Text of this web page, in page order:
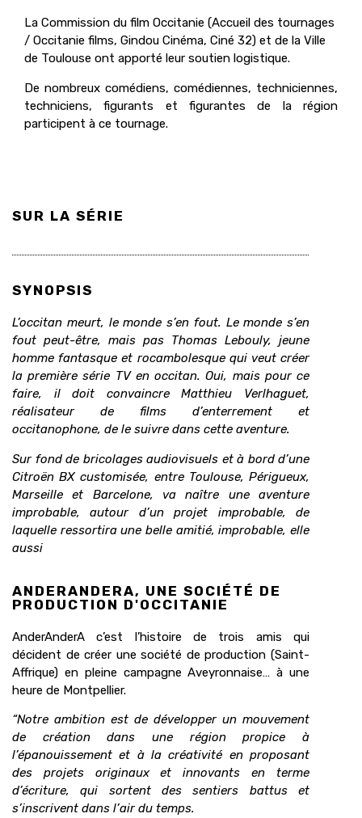
La Commission du film Occitanie (Accueil des tournages
/ Occitanie films, Gindou Cinéma, Ciné 32) et de la Ville
de Toulouse ont apporté leur soutien logistique.
De nombreux comédiens, comédiennes, techniciennes,
techniciens, figurants et figurantes de la région
participent à ce tournage.
SUR LA SÉRIE
SYNOPSIS
L’occitan meurt, le monde s’en fout. Le monde s’en
fout peut-être, mais pas Thomas Lebouly, jeune
homme fantasque et rocambolesque qui veut créer
la première série TV en occitan. Oui, mais pour ce
faire, il doit convaincre Matthieu Verlhaguet,
réalisateur de films d’enterrement et
occitanophone, de le suivre dans cette aventure.
Sur fond de bricolages audiovisuels et à bord d’une
Citroën BX customisée, entre Toulouse, Périgueux,
Marseille et Barcelone, va naître une aventure
improbable, autour d’un projet improbable, de
laquelle ressortira une belle amitié, improbable, elle
aussi
ANDERANDERA, UNE SOCIÉTÉ DE
PRODUCTION D'OCCITANIE
AnderAnderA c’est l’histoire de trois amis qui
décident de créer une société de production (Saint-
Affrique) en pleine campagne Aveyronnaise… à une
heure de Montpellier.
“Notre ambition est de développer un mouvement
de création dans une région propice à
l’épanouissement et à la créativité en proposant
des projets originaux et innovants en terme
d’écriture, qui sortent des sentiers battus et
s’inscrivent dans l’air du temps.